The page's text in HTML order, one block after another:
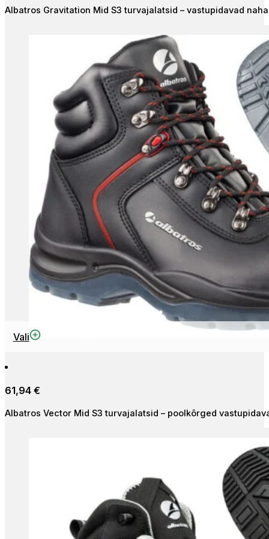
saab
Albatros Gravitation Mid S3 turvajalatsid – vastupidavad
Vali
Sellel
varianti.
saab
61,94 €
Albatros Vector Mid S3 turvajalatsid – poolkõrged